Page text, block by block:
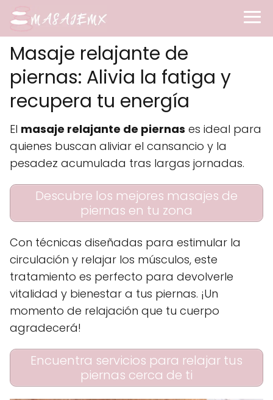
Masaje relajante de
piernas: Alivia la fatiga y
recupera tu energía
El masaje relajante de piernas es ideal para
quienes buscan aliviar el cansancio y la
pesadez acumulada tras largas jornadas.
Descubre los mejores masajes de
piernas en tu zona
Con técnicas diseñadas para estimular la
circulación y relajar los músculos, este
tratamiento es perfecto para devolverle
vitalidad y bienestar a tus piernas. ¡Un
momento de relajación que tu cuerpo
agradecerá!
Encuentra servicios para relajar tus
piernas cerca de ti